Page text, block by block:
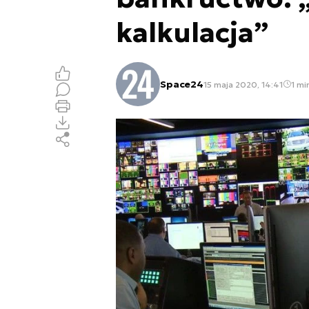
kalkulacja”
Space2415 maja 2020, 14:41 1